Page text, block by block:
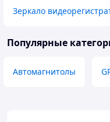
Зеркало
Популярные
Автомагнитолы